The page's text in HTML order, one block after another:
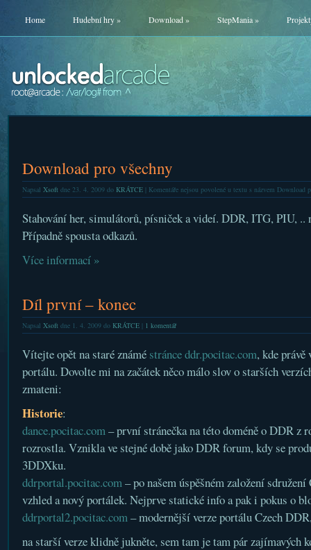
Home Hudební hry» Download» StepMania»
Download pro všechny
Napsal Xsoftdne 23. 4. 2009 do KRÁTCE| Komentáře nejsou povolenéu textu s názvem Download
Stahování her, simulátorů, písniček a videí. DDR, ITG, PIU, ..
Případně spousta odkazů.
Více informací »
Díl první – konec
Napsal Xsoftdne 1. 4. 2009 do KRÁTCE| 1 komentář
Vítejte opět na staré známé stránceddr.pocitac.com, kde
portálu. Dovolte mi na začátek něco málo slov o starších
zmateni:
Historie:
dance.pocitac.com– první stránečka na této doméně o DDR z
rozrostla. Vznikla ve stejné době jako DDR forum, kdy se
3DDXku.
ddrportal.pocitac.com– po našem úspěšném založení
vzhled a nový portálek. Nejprve statické info a pak i pokus o
ddrportal2.pocitac.com– modernější verze portálu Czech
na starší verze klidně jukněte, sem tam je tam pár zajímavých